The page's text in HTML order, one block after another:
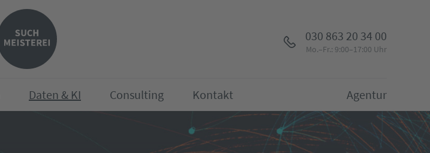
030 863 20 34 00
Mo.–Fr.: 9:00–17:00 Uhr
Daten & KI Consulting Kontakt Agentur